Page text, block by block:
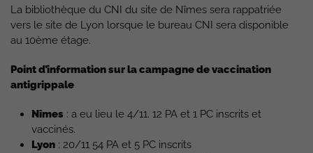
La bibliothèque du CNI du site de Nîmes sera rappatriée
vers le site de Lyon lorsque le bureau CNI sera disponible
au 10ème étage.
Point d’information sur la campagne de vaccination
antigrippale
Nîmes : a eu lieu le 4/11. 12 PA et 1 PC inscrits et
vaccinés.
Lyon : 20/11 54 PA et 5 PC inscrits